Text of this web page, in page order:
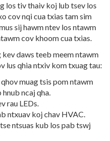
los tiv thaiv koj lub tsev los
cov nqi cua txias tam sim
sij hawm ntev los ntawm
cov khoom cua txias.
daws teeb meem ntawm
lus qhia ntxiv kom txuag tau:
muag tsis pom ntawm
ncaj qha.
rau LEDs.
ntxuav koj chav HVAC.
ntsuas kub los pab tswj